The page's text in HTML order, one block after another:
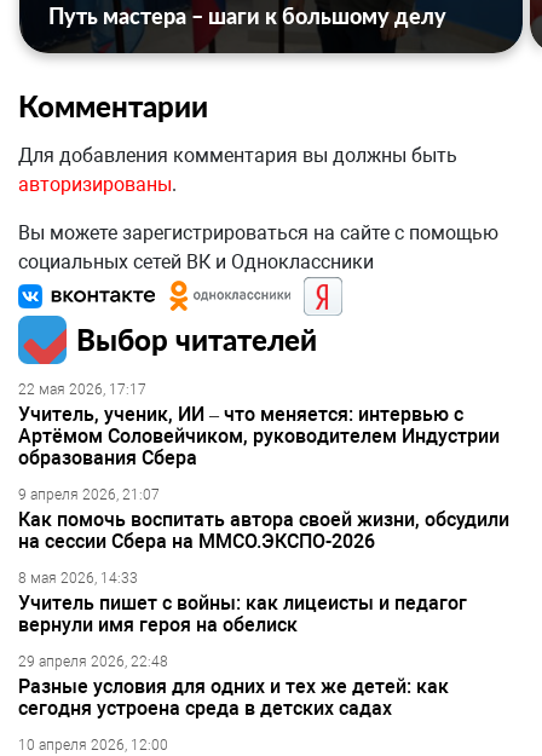
Путь мастера – шаги к большому делу
Комментарии
Для добавления комментария вы должны быть
авторизированы.
Вы можете зарегистрироваться на сайте с помощью
социальных сетей ВК и Одноклассники
Выбор читателей
22 мая 2026, 17:17
Учитель, ученик, ИИ – что меняется: интервью с
Артёмом Соловейчиком, руководителем Индустрии
образования Сбера
9 апреля 2026, 21:07
Как помочь воспитать автора своей жизни, обсудили
на сессии Сбера на ММСО.ЭКСПО-2026
8 мая 2026, 14:33
Учитель пишет с войны: как лицеисты и педагог
вернули имя героя на обелиск
29 апреля 2026, 22:48
Разные условия для одних и тех же детей: как
сегодня устроена среда в детских садах
10 апреля 2026, 12:00